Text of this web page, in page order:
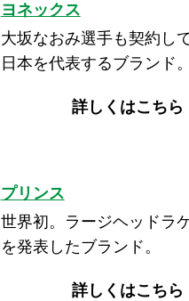
ヨネックス
大坂なおみ選手も契約し
日本を代表するブランド。
詳しくはこちら
プリンス
世界初。ラージヘッドラ
を発表したブランド。
詳しくはこちら